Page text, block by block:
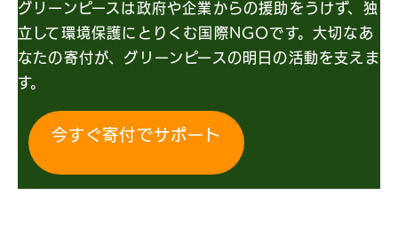
グリーンピースは政府や企業からの援助をうけず、独
立して環境保護にとりくむ国際NGOです。大切なあ
なたの寄付が、グリーンピースの明日の活動を支えま
す。
今すぐ寄付でサポート